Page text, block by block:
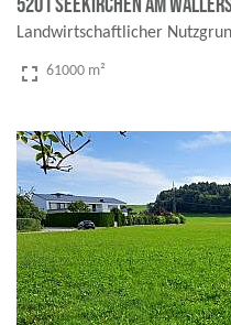
Landwirtschaftlicher
fullscreen 61000 m²